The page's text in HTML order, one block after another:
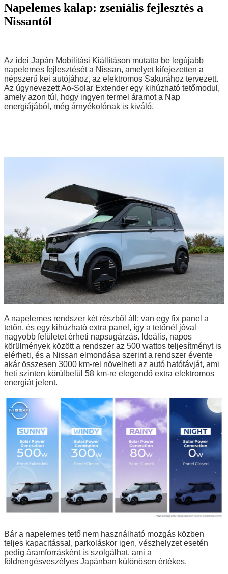
Napelemes kalap: zseniális fejlesztés a
Nissantól
Az idei Japán Mobilitási Kiállításon mutatta be legújabb
napelemes fejlesztését a Nissan, amelyet kifejezetten a
népszerű kei autójához, az elektromos Sakurához tervezett.
Az úgynevezett Ao-Solar Extender egy kihúzható tetőmodul,
amely azon túl, hogy ingyen termel áramot a Nap
energiájából, még árnyékolónak is kiváló.
A napelemes rendszer két részből áll: van egy fix panel a
tetőn, és egy kihúzható extra panel, így a tetőnél jóval
nagyobb felületet érheti napsugárzás. Ideális, napos
körülmények között a rendszer az 500 wattos teljesítményt is
elérheti, és a Nissan elmondása szerint a rendszer évente
akár összesen 3000 km-rel növelheti az autó hatótávját, ami
heti szinten körülbelül 58 km-re elegendő extra elektromos
energiát jelent.
Bár a napelemes tető nem használható mozgás közben
teljes kapacitással, parkoláskor igen, vészhelyzet esetén
pedig áramforrásként is szolgálhat, ami a
földrengésveszélyes Japánban különösen értékes.